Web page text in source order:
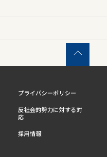
プライバシーポリシー
反社会的勢力に対する対
応
採用情報